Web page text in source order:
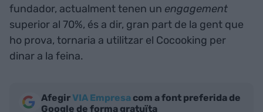
fundador, actualment tenen un engagement
superior al 70%, és a dir, gran part de la gent que
ho prova, tornaria a utilitzar el Cocooking per
dinar a la feina.
AfegirVIA Empresa com a font preferida de
Google de forma gratuïta